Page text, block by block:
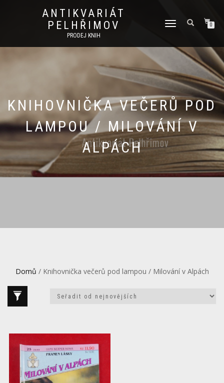
ANTIKVARIÁT
PELHŘIMOV
PRODEJ KNIH
PŘEPNOUT
0
KNIHOVNIČKA VEČERŮ POD
LAMPOU / MILOVÁNÍ V
ALPÁCH
Domů / Knihovnička večerů pod lampou / Milování v Alpách